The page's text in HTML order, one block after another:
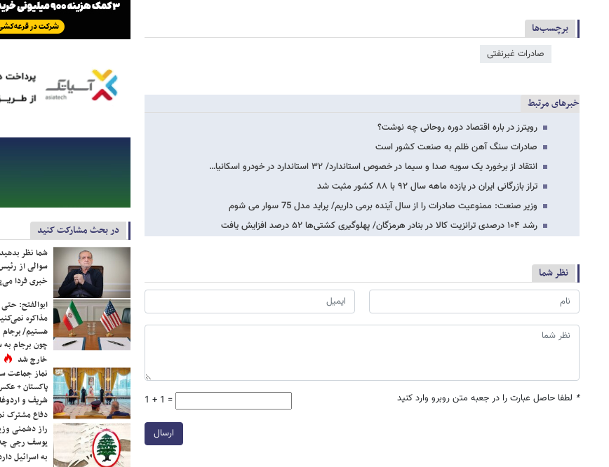
برچسب‌ها
صادرات غیرنفتی
خبرهای مرتبط
رویترز در باره اقتصاد دوره روحانی چه نوشت؟
صادرات سنگ آهن ظلم به صنعت کشور است
انتقاد از برخورد یک سویه صدا و سیما در خصوص استاندارد/ ۳۲ استاندارد در خودرو اسکانیا…
تراز بازرگانی ایران در یازده ماهه سال ۹۲ با ۸۸ کشور مثبت شد
وزیر صنعت: ممنوعیت صادرات را از سال آینده برمی داریم/ پراید مدل 75 سوار می شوم
رشد ۱۰۴ درصدی ترانزیت کالا در بنادر هرمزگان/ پهلوگیری کشتی‌ها ۵۲ درصد افزایش یافت
نظر شما
* لطفا حاصل عبارت را در جعبه متن روبرو وارد کنید 1 + 1 =
ارسال
در بحث مشارکت کنید
شما نظر
سوالی از
خبری فردا
ابوالفتح:
مذاکره
هستیم/ برجام
چون برجام به
خارج شد
نماز جماعت
پاکستان +
شریف و
دفاع مشترک
راز دشمنی
یوسف رجی چه
به اسرائیل